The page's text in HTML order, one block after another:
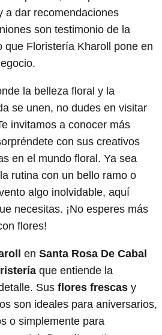
a dar recomendaciones
son testimonio de la
que Floristería Kharoll pone en
la belleza floral y la
se unen, no dudes en visitar
invitamos a conocer más
con sus creativos
en el mundo floral. Ya sea
rutina con un bello ramo o
algo inolvidable, aquí
necesitas. ¡No esperes más
flores!
en Santa Rosa De Cabal
que entiende la
Sus flores frescas y
son ideales para aniversarios,
o simplemente para